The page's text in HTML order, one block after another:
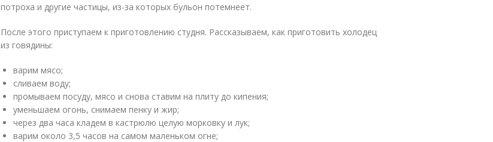
потроха и другие частицы, из-за которых бульон потемнеет.
После этого приступаем к приготовлению студня. Рассказываем, как приготовить холодец
из говядины:
варим мясо;
сливаем воду;
промываем посуду, мясо и снова ставим на плиту до кипения;
уменьшаем огонь, снимаем пенку и жир;
через два часа кладем в кастрюлю целую морковку и лук;
варим около 3,5 часов на самом маленьком огне;